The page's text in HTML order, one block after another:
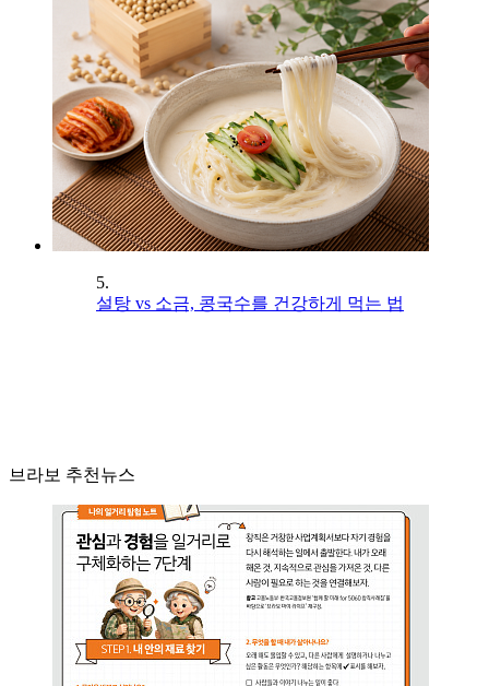
5.
설탕 vs 소금, 콩국수를 건강하게 먹는 법
브라보 추천뉴스